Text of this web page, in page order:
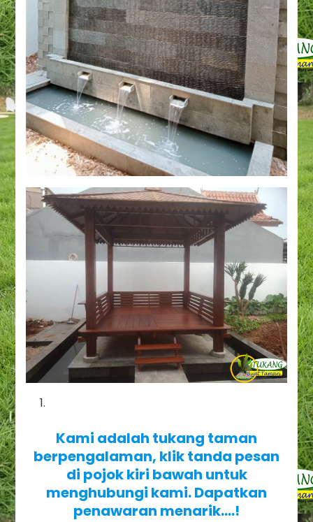
Kami adalah tukang taman
berpengalaman, klik tanda pesan
di pojok kiri bawah untuk
menghubungi kami. Dapatkan
penawaran menarik….!